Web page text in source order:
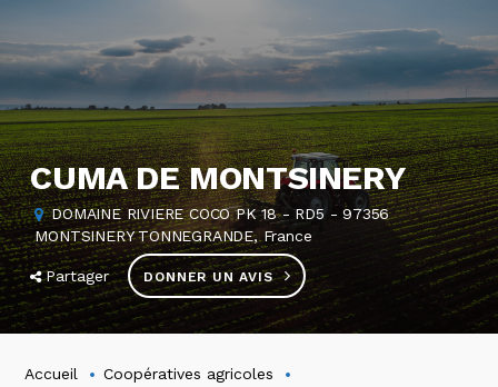
CUMA DE MONTSINERY
DOMAINE RIVIERE COCO PK 18 - RD5 - 97356
MONTSINERY TONNEGRANDE, France
Partager DONNER UN AVIS
Accueil
Coopératives agricoles